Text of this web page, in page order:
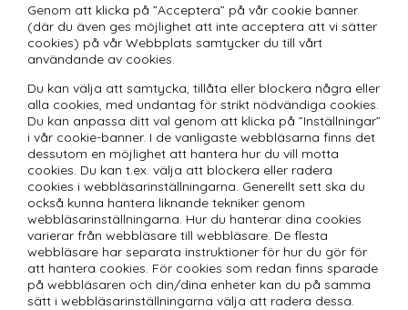
Genom att klicka på ”Acceptera” på vår cookie banner
(där du även ges möjlighet att inte acceptera att vi sätter
cookies) på vår Webbplats samtycker du till vårt
användande av cookies.
Du kan välja att samtycka, tillåta eller blockera några eller
alla cookies, med undantag för strikt nödvändiga cookies.
Du kan anpassa ditt val genom att klicka på ”Inställningar”
i vår cookie-banner. I de vanligaste webbläsarna finns det
dessutom en möjlighet att hantera hur du vill motta
cookies. Du kan t.ex. välja att blockera eller radera
cookies i webbläsarinställningarna. Generellt sett ska du
också kunna hantera liknande tekniker genom
webbläsarinställningarna. Hur du hanterar dina cookies
varierar från webbläsare till webbläsare. De flesta
webbläsare har separata instruktioner för hur du gör för
att hantera cookies. För cookies som redan finns sparade
på webbläsaren och din/dina enheter kan du på samma
sätt i webbläsarinställningarna välja att radera dessa.